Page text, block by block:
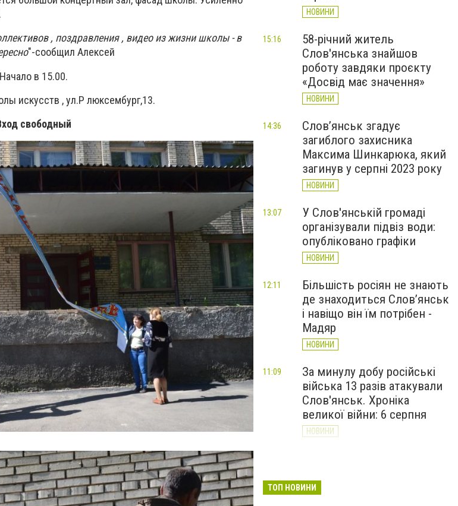
, поздравления , видео из жизни школы - в
"-сообщил Алексей
Начало в 15.00.
искусств , ул.Р люксембург,13.
свободный
НОВИНИ
58-річний житель
Слов'янська знайшов
роботу завдяки проєкту
«Досвід має значення»
НОВИНИ
15:16
Слов’янськ згадує
загиблого захисника
Максима Шинкарюка, який
загинув у серпні 2023 року
НОВИНИ
14:36
У Слов'янській громаді
організували підвіз води:
опубліковано графіки
НОВИНИ
13:07
Більшість росіян не знають
де знаходиться Слов’янськ
і навіщо він їм потрібен -
Мадяр
НОВИНИ
12:11
За минулу добу російські
війська 13 разів атакували
Слов'янськ. Хроніка
великої війни: 6 серпня
НОВИНИ
11:09
Донецькоблгаз припиняє
ТОП НОВИНИ